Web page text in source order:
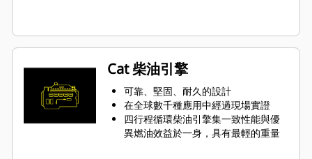
Cat 柴油引擎
可靠、堅固、耐久的設計
在全球數千種應用中經過現場實證
四行程循環柴油引擎集一致性能與優
異燃油效益於一身，具有最輕的重量